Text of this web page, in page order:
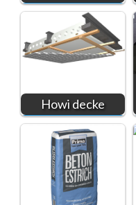
Howi decke